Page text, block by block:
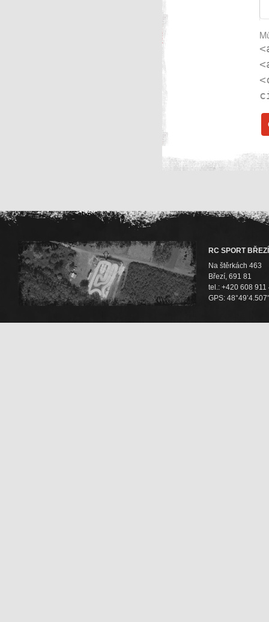
RC SPORT BŘEZÍ
Na štěrkách 463
Březí, 691 81
tel.: +420 608 911
GPS: